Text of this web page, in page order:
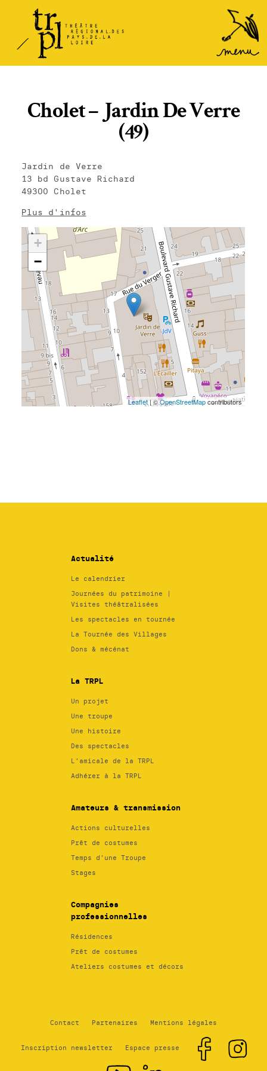
TRPL -
Théâtre
Régional
de la
Loire
Accéder
au
menu
Cholet – Jardin De Verre
(49)
Jardin de Verre
13 bd Gustave Richard
49300 Cholet
Plus d'infos
Actualité
Le calendrier
Journées du patrimoine |
Visites théâtralisées
Les spectacles en tournée
La Tournée des Villages
Dons & mécénat
La TRPL
Un projet
Une troupe
Une histoire
Des spectacles
L’amicale de la TRPL
Adhérer à la TRPL
Amateurs & transmission
Actions culturelles
Prêt de costumes
Temps d’une Troupe
Stages
Compagnies
professionnelles
Résidences
Prêt de costumes
Ateliers costumes et décors
Contact Partenaires Mentions légales
Inscription newsletter Espace presse